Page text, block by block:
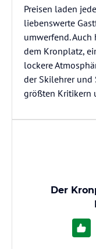
Preisen laden
liebenswerte
umwerfend.
dem Kronplatz,
lockere
der Skilehrer
größten Kritikern
Der